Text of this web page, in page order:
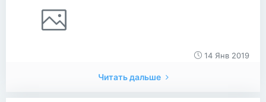
14 Янв 2019
Читать дальше